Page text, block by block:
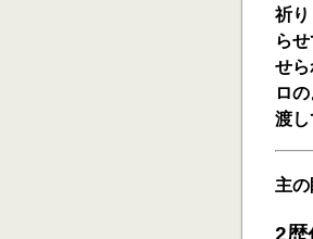
祈り
ら
せ
ロ
渡し
主